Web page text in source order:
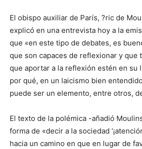
El obispo auxiliar de París, ?ric de
explicó en una entrevista hoy a la
que «en este tipo de debates, es
que son capaces de reflexionar y que
que aportar a la reflexión estén en su
por qué, en un laicismo bien
puede ser un elemento, entre otros,
El texto de la polémica -añadió
forma de «decir a la sociedad
hacia un camino en que en lugar de